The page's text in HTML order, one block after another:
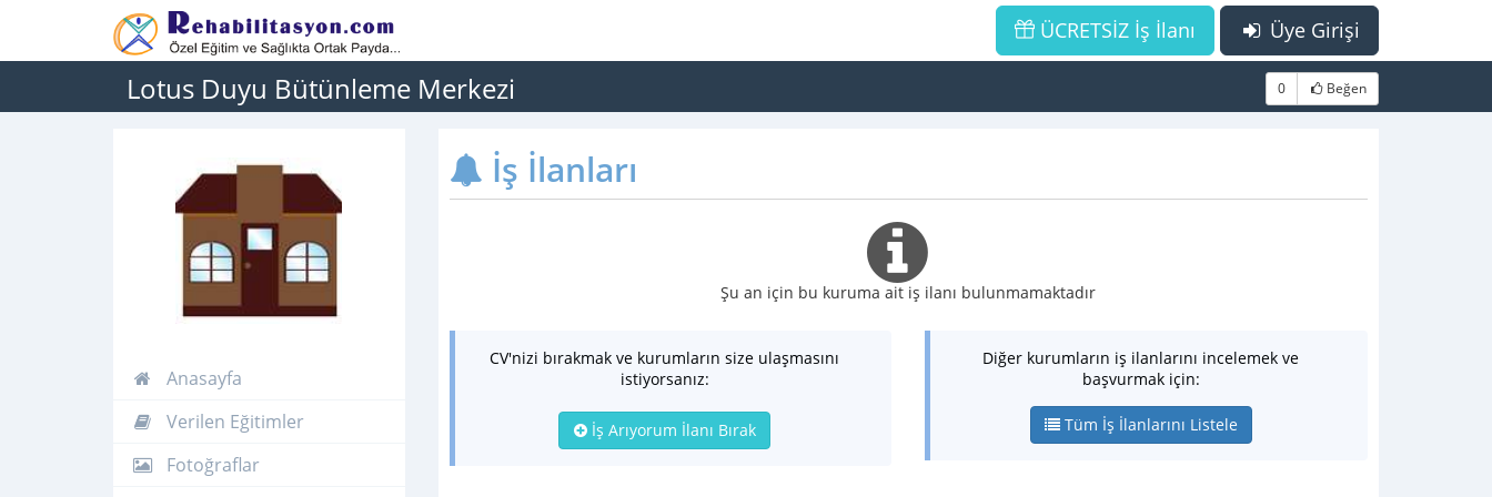
Üye Girişi
ÜCRETSİZ İş İlanı
Lotus Duyu Bütünleme Merkezi 0 Beğen
Anasayfa
Verilen Eğitimler
Fotoğraflar
İş İlanları
Şu an için bu kuruma ait iş ilanı bulunmamaktadır
CV'nizi bırakmak ve kurumların size ulaşmasını
istiyorsanız:
İş Arıyorum İlanı Bırak
Diğer kurumların iş ilanlarını incelemek ve
başvurmak için:
Tüm İş İlanlarını Listele